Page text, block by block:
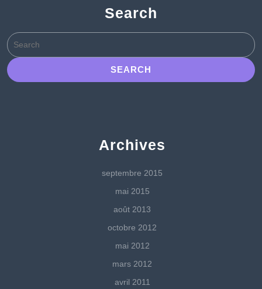
Search
Search
for:
Archives
septembre 2015
mai 2015
août 2013
octobre 2012
mai 2012
mars 2012
avril 2011